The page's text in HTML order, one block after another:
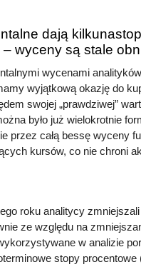
dają
– wyceny są stale
wycenami
wyjątkową okazję do
swojej „prawdziwej”
było już wielokrotnie
przez całą bessę wyceny
kursów, co nie chroni
roku analitycy
ze względu na
w analizie
stopy